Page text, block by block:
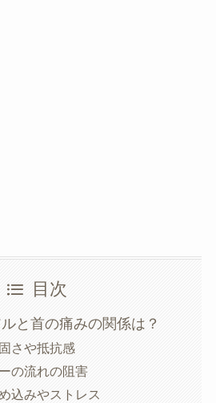
目次
と首の痛みの関係は？
さや抵抗感
の流れの阻害
込みやストレス